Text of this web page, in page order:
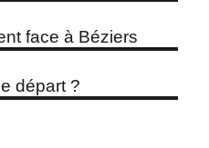
face à Béziers
départ ?